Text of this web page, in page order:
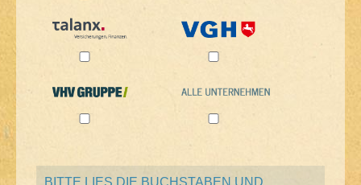
BITTE LIES DIE BUCHSTABEN UND